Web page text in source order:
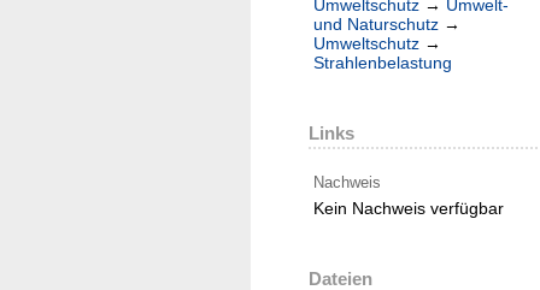
Umweltschutz → Umwelt-
und Naturschutz →
Umweltschutz →
Strahlenbelastung
Links
Nachweis
Kein Nachweis verfügbar
Dateien